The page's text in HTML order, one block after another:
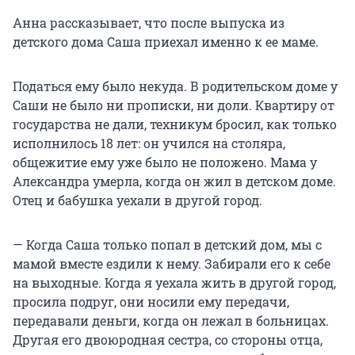
это не нравилось. Но, по словам Розы, ребят не
выгоняли на улицу, хотя и ругали их за
помощи по дому.
Но как-то ночью пара просто сбежала, никого
не предупредив, оставив в закрытой комнате
кошку.
Затем влюбленные ушли и из дома
помогать дальше. Директор приюта Ольга
Бахтина, пообщавшись с родственниками,
начала расспрашивать девушку с парнем,
задавать неудобные вопросы. Те вспылили:
«Зачем вы лезете в чужие дела?» — и ушли.
Анна рассказывает, что после выпуска из
детского дома Саша приехал именно к ее маме.
Податься ему было некуда. В родительском доме у
Саши не было ни прописки, ни доли. Квартиру от
государства не дали, техникум бросил, как только
исполнилось 18 лет: он учился на столяра,
общежитие ему уже было не положено. Мама у
Александра умерла, когда он жил в детском доме.
Отец и бабушка уехали в другой город.
— Когда Саша только попал в детский дом, мы с
мамой вместе ездили к нему. Забирали его к себе
на выходные. Когда я уехала жить в другой город,
просила подруг, они носили ему передачи,
передавали деньги, когда он лежал в больницах.
Другая его двоюродная сестра, со стороны отца,